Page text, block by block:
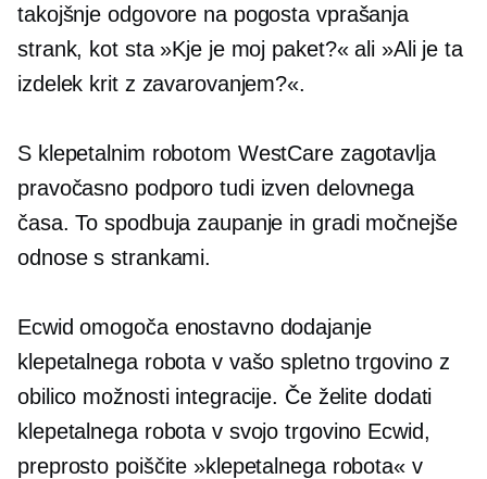
takojšnje odgovore na pogosta vprašanja
strank, kot sta »Kje je moj paket?« ali »Ali je ta
izdelek krit z zavarovanjem?«.
S klepetalnim robotom WestCare zagotavlja
pravočasno podporo tudi izven delovnega
časa. To spodbuja zaupanje in gradi močnejše
odnose s strankami.
Ecwid omogoča enostavno dodajanje
klepetalnega robota v vašo spletno trgovino z
obilico možnosti integracije. Če želite dodati
klepetalnega robota v svojo trgovino Ecwid,
preprosto poiščite »klepetalnega robota« v